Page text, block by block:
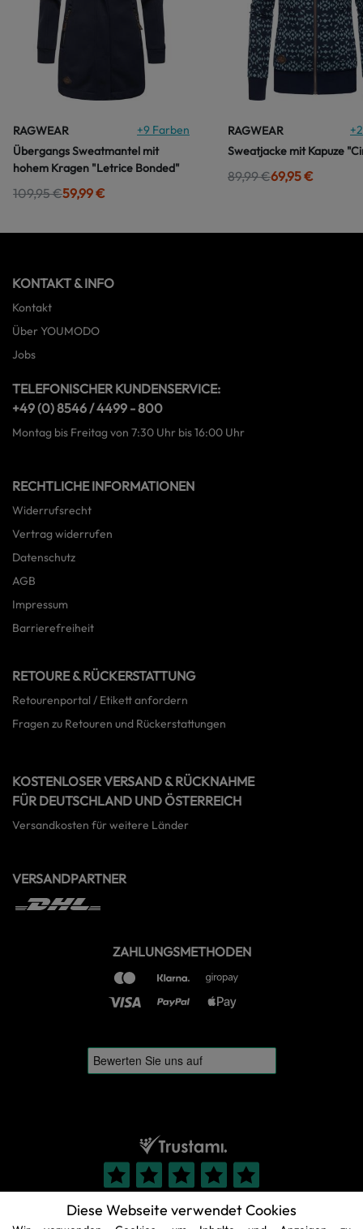
Diese Webseite verwendet Cookies
RAGWEAR +9 Farben
Übergangs Sweatmantel mit
hohem Kragen "Letrice Bonded"
109,95 €59,99 €
RAGWEAR +2
Sweatjacke mit Kapuze
89,99 €69,95 €
KONTAKT & INFO
Kontakt
Über YOUMODO
Jobs
TELEFONISCHER KUNDENSERVICE:
+49 (0) 8546 / 4499 - 800
Montag bis Freitag von 7:30 Uhr bis 16:00 Uhr
RECHTLICHE INFORMATIONEN
Widerrufsrecht
Vertrag widerrufen
Datenschutz
AGB
Impressum
Barrierefreiheit
RETOURE & RÜCKERSTATTUNG
Retourenportal / Etikett anfordern
Fragen zu Retouren und Rückerstattungen
KOSTENLOSER VERSAND & RÜCKNAHME
FÜR DEUTSCHLAND UND ÖSTERREICH
Versandkosten für weitere Länder
VERSANDPARTNER
ZAHLUNGSMETHODEN